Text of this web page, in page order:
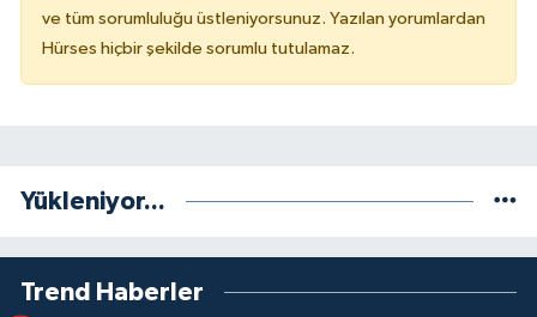
ve tüm sorumluluğu üstleniyorsunuz. Yazılan yorumlardan
Hürses hiçbir şekilde sorumlu tutulamaz.
Yükleniyor...
Trend Haberler